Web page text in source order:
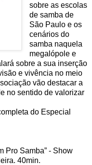
sobre as escolas
de samba de
São Paulo e os
cenários do
samba naquela
megalópole e
sobre a sua inserção
e vivência no meio
vão destacar a
no sentido de valorizar
do Especial
Pro Samba” - Show
40min.